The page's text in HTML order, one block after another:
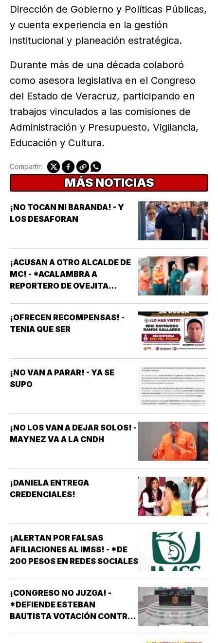
Dirección de Gobierno y Políticas Públicas,
y cuenta experiencia en la gestión
institucional y planeación estratégica.
Durante más de una década colaboró
como asesora legislativa en el Congreso
del Estado de Veracruz, participando en
trabajos vinculados a las comisiones de
Administración y Presupuesto, Vigilancia,
Educación y Cultura.
Compartir:
MÁS NOTICIAS
¡NO TOCAN NI BARANDA! - Y
LOS DESAFORAN
¡ACUSAN A OTRO ALCALDE DE
MC! - *ACALAMBRA A
REPORTERO DE OVEJITA
¡OFRECEN RECOMPENSAS! -
TENIA QUE SER
¡NO VAN A PARAR! - YA SE
SUPO
¡NO LOS VAN A DEJAR SOLOS! -
MAYNEZ VA A LA CNDH
¡DANIELA ENTREGA
CREDENCIALES!
¡ALERTAN POR FALSAS
AFILIACIONES AL IMSS! - *DE
200 PESOS EN REDES SOCIALES
¡CONGRESO NO JUZGA! -
*DEFIENDE ESTEBAN
BAUTISTA VOTACIÓN CONTRA